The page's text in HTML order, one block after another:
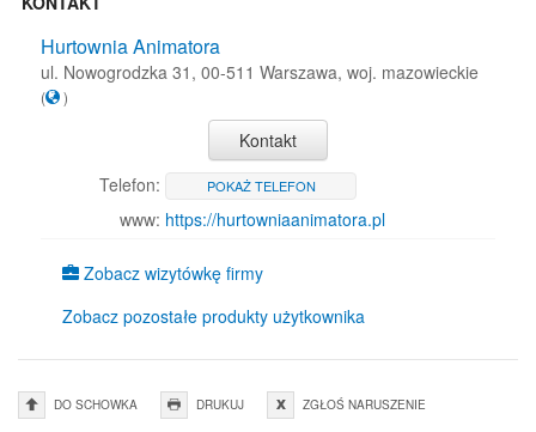
Hurtownia Animatora
ul. Nowogrodzka 31, 00-511 Warszawa, woj. mazowieckie
( )
Kontakt
Telefon:
POKAŻ TELEFON
www: https://hurtowniaanimatora.pl
Zobacz wizytówkę firmy
Zobacz pozostałe produkty użytkownika
DO SCHOWKA DRUKUJ ZGŁOŚ NARUSZENIE